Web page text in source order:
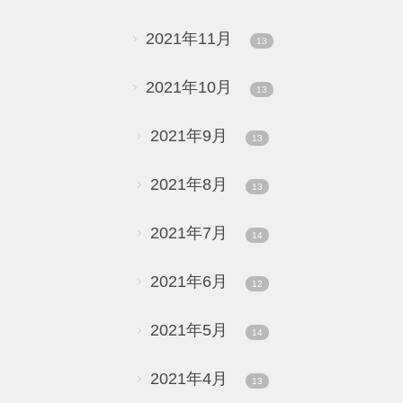
2021年11月 13
2021年10月 13
2021年9月 13
2021年8月 13
2021年7月 14
2021年6月 12
2021年5月 14
2021年4月 13